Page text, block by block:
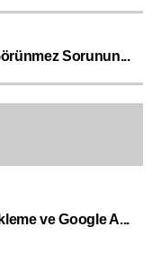
Sorunun...
ve Google A...